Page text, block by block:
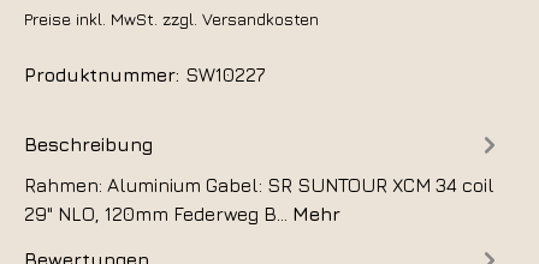
Preise inkl. MwSt. zzgl. Versandkosten
Produktnummer: SW10227
Beschreibung
Rahmen: Aluminium Gabel: SR SUNTOUR XCM 34 coil
29" NLO, 120mm Federweg B… Mehr
Bewertungen